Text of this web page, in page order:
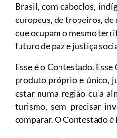
Brasil, com caboclos,
europeus, de tropeiros,
que ocupam o mesmo
futuro de paz e justiça
Esse é o Contestado.
produto próprio e único,
estar numa região cuja
turismo, sem precisar
comparar. O Contestado